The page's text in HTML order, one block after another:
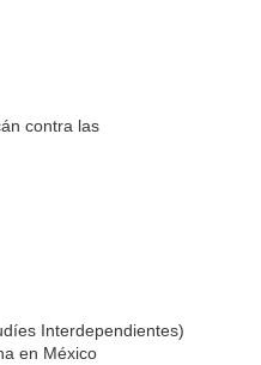
contra las
Interdependientes)
en México